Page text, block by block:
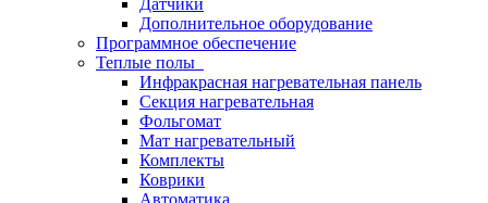
Датчики
Дополнительное оборудование
Программное обеспечение
Теплые полы
Инфракрасная нагревательная панель
Секция нагревательная
Фольгомат
Мат нагревательный
Комплекты
Коврики
Автоматика